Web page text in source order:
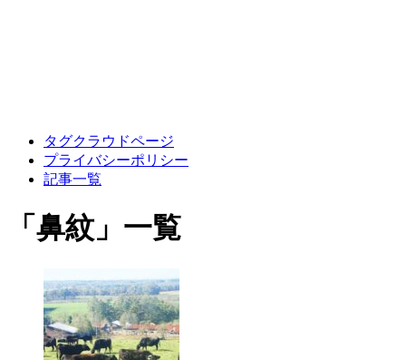
タグクラウドページ
プライバシーポリシー
記事一覧
「 鼻紋 」 一覧